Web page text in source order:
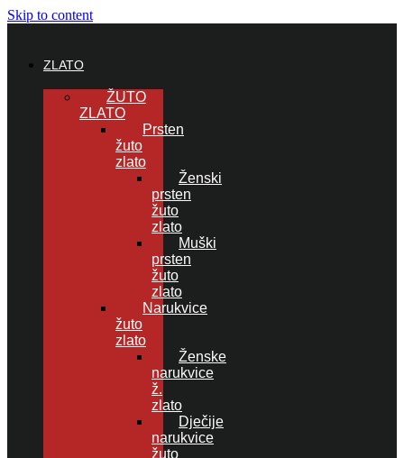
Skip to content
ZLATO
ŽUTO
ZLATO
Prsten
žuto
zlato
Ženski
prsten
žuto
zlato
Muški
prsten
žuto
zlato
Narukvice
žuto
zlato
Ženske
narukvice
ž.
zlato
Dječije
narukvice
žuto